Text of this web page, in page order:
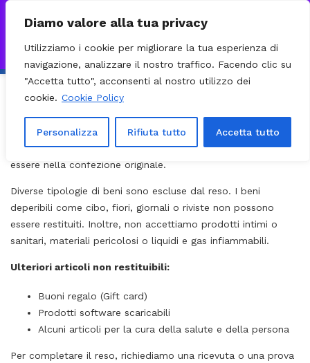
Diamo valore alla tua privacy
Utilizziamo i cookie per migliorare la tua esperienza di
navigazione, analizzare il nostro traffico. Facendo clic su
"Accetta tutto", acconsenti al nostro utilizzo dei
cookie. Cookie Policy
Personalizza Rifiuta tutto Accetta tutto
VISITA IL NOSTRO E-COMMERCE – SPEDIZIONI NAZIONALI E
INVIATE CON CORRIERE DHL EXPRESS - BRT - UPSIgnora
La nostra politica di rimborso e reso dura 30 giorni. Se sono
trascorsi 30 giorni dall’acquisto, non possiamo offrirti un
rimborso completo o un cambio merce.
Per avere diritto al reso, l’articolo deve essere inutilizzato e
nelle stesse condizioni in cui lo hai ricevuto. Deve inoltre
essere nella confezione originale.
Diverse tipologie di beni sono escluse dal reso. I beni
deperibili come cibo, fiori, giornali o riviste non possono
essere restituiti. Inoltre, non accettiamo prodotti intimi o
sanitari, materiali pericolosi o liquidi e gas infiammabili.
Ulteriori articoli non restituibili:
Buoni regalo (Gift card)
Prodotti software scaricabili
Alcuni articoli per la cura della salute e della persona
Per completare il reso, richiediamo una ricevuta o una prova